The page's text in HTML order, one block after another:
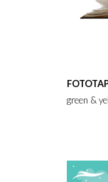
green &